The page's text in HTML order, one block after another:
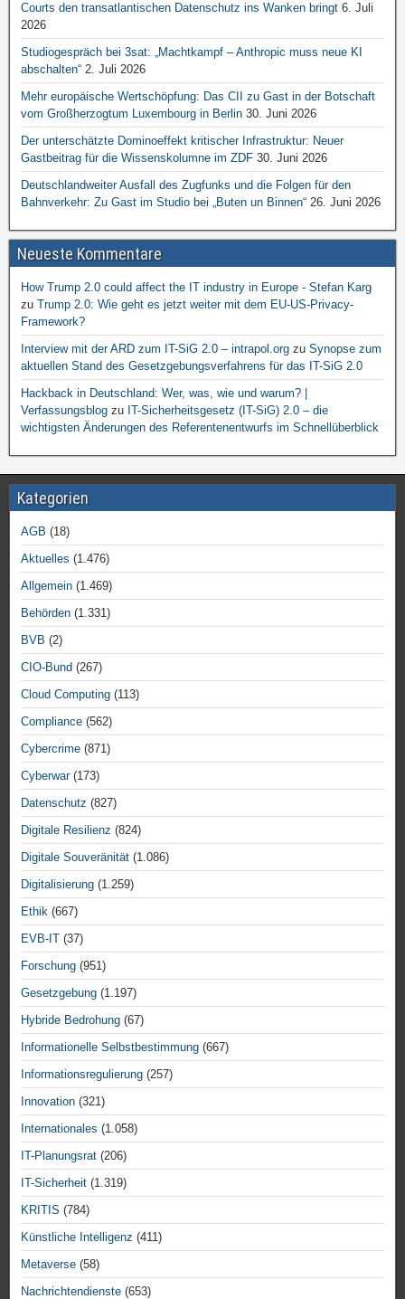
Courts den transatlantischen Datenschutz ins Wanken bringt 6. Juli
2026
Studiogespräch bei 3sat: „Machtkampf – Anthropic muss neue KI
abschalten“ 2. Juli 2026
Mehr europäische Wertschöpfung: Das CII zu Gast in der Botschaft
vom Großherzogtum Luxembourg in Berlin 30. Juni 2026
Der unterschätzte Dominoeffekt kritischer Infrastruktur: Neuer
Gastbeitrag für die Wissenskolumne im ZDF 30. Juni 2026
Deutschlandweiter Ausfall des Zugfunks und die Folgen für den
Bahnverkehr: Zu Gast im Studio bei „Buten un Binnen“ 26. Juni 2026
Neueste Kommentare
How Trump 2.0 could affect the IT industry in Europe - Stefan Karg
zu Trump 2.0: Wie geht es jetzt weiter mit dem EU-US-Privacy-
Framework?
Interview mit der ARD zum IT-SiG 2.0 – intrapol.org zu Synopse zum
aktuellen Stand des Gesetzgebungsverfahrens für das IT-SiG 2.0
Hackback in Deutschland: Wer, was, wie und warum? |
Verfassungsblog zu IT-Sicherheitsgesetz (IT-SiG) 2.0 – die
wichtigsten Änderungen des Referentenentwurfs im Schnellüberblick
Kategorien
AGB (18)
Aktuelles (1.476)
Allgemein (1.469)
Behörden (1.331)
BVB (2)
CIO-Bund (267)
Cloud Computing (113)
Compliance (562)
Cybercrime (871)
Cyberwar(173)
Datenschutz (827)
Digitale Resilienz (824)
Digitale Souveränität (1.086)
Digitalisierung (1.259)
Ethik (667)
EVB-IT (37)
Forschung (951)
Gesetzgebung (1.197)
Hybride Bedrohung (67)
Informationelle Selbstbestimmung (667)
Informationsregulierung (257)
Innovation (321)
Internationales (1.058)
IT-Planungsrat (206)
IT-Sicherheit (1.319)
KRITIS (784)
Künstliche Intelligenz (411)
Metaverse (58)
Nachrichtendienste (653)